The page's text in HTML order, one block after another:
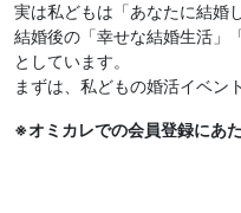
実は私どもは「あなたに結婚
結婚後の「幸せな結婚生活」
としています。
まずは、私どもの婚活イベン
※オミカレでの会員登録にあ